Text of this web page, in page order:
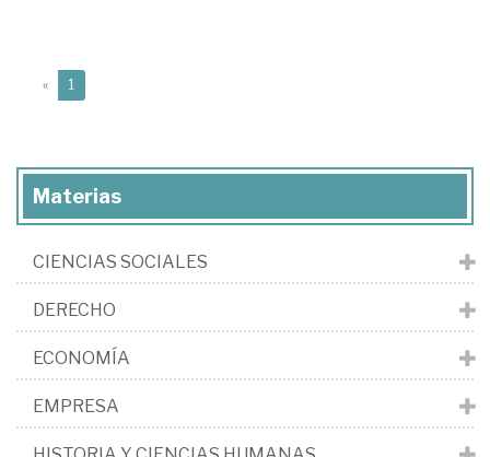
« 1
Materias
CIENCIAS SOCIALES
DERECHO
ECONOMÍA
EMPRESA